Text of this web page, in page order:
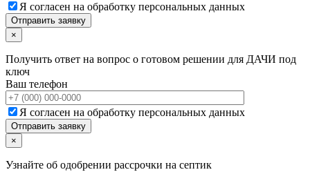
Я согласен на обработку персональных данных
×
Получить ответ на вопрос о готовом решении для ДАЧИ под
ключ
Ваш телефон
Я согласен на обработку персональных данных
×
Узнайте об одобрении рассрочки на септик